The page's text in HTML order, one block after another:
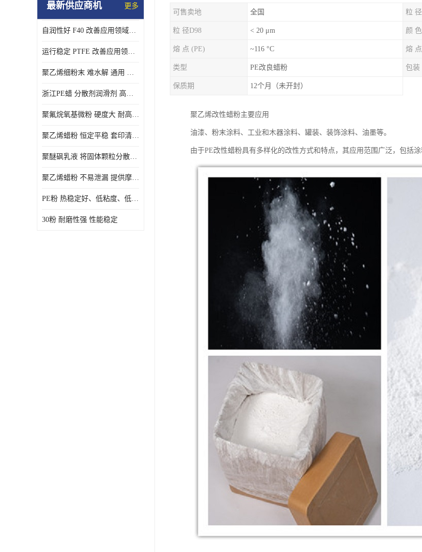
PE蜡粉
PE改性蜡粉
最新供应商机 更多
自润性好 F40 改善应用领域的耐热性 滑润性
运行稳定 PTFE 改善应用领域的耐热性 滑润性
聚乙烯细粉末 难水解 通用 氟茂
浙江PE蜡 分散剂润滑剂 高低熔点
聚氟烷氧基微粉 硬度大 耐高温性能好 良好的不粘性 功能性涂料
聚乙烯蜡粉 恒定平稳 套印清漆 无毒
聚醚砜乳液 将固体颗粒分散均匀 高分子聚合物 新的纳米涂层材料
聚乙烯蜡粉 不易泄漏 提供摩擦减少和润滑性能
PE粉 热稳定好、低粘度、低熔点
30粉 耐磨性强 性能稳定
可售卖地 全国 粒
粒 径D98 < 20 μm 颜 色
熔 点 (PE) ~116 °C 熔
类型 PE改良蜡粉 包装
保质期 12个月（未开封）
聚乙烯改性蜡粉主要应用
油漆、粉末涂料、工业和木器涂料、罐装、装饰涂料、油墨等。
由于PE改性蜡粉具有多样化的改性方式和特点，其应用范围广泛，包括